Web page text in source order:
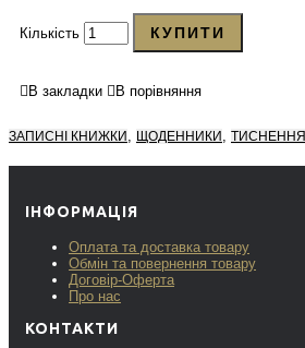
Кількість КУПИТИ
В закладки В порівняння
ЗАПИСНІ КНИЖКИ , ЩОДЕННИКИ , ТИСНЕННЯ
ІНФОРМАЦІЯ
Оплата та доставка товару
Обмін та повернення товару
Договір-Оферта
Про нас
КОНТАКТИ